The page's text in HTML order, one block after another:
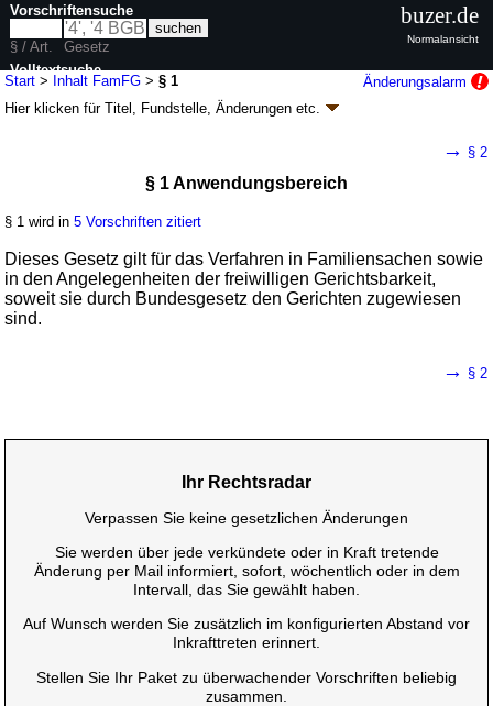
Start > Inhalt FamFG >§ 1
Änderungsalarm
Hier klicken fürTitel, Fundstelle, Änderungen etc.
Familiensachen und in den Angelegenheiten
der freiwilligen Gerichtsbarkeit (FamFG)
Artikel 1 G. v. 17.12.2008BGBl. I S. 2586
Geltung ab 01.09.2009; FNA: 315-24Freiwillige Gerichtsbarkeit
110 weitere Fassungen | Drucksachen / Entwurf / Begründung
|
wird in 643 Vorschriften zitiert
Buch 1 Allgemeiner Teil
→ § 2
§ 1 Anwendungsbereich
§ 1 wird in5 Vorschriften zitiert
Dieses Gesetz gilt für das Verfahren in Familiensachen sowie
in den Angelegenheiten der freiwilligen Gerichtsbarkeit,
soweit sie durch Bundesgesetz den Gerichten zugewiesen
sind.
→ § 2
Ihr Rechtsradar
Verpassen Sie keine gesetzlichen Änderungen
Sie werden über jede verkündete oder in Kraft tretende
Änderung per Mail informiert, sofort, wöchentlich oder in dem
Intervall, das Sie gewählt haben.
Auf Wunsch werden Sie zusätzlich im konfigurierten Abstand vor
Inkrafttreten erinnert.
Stellen Sie Ihr Paket zu überwachender Vorschriften beliebig
zusammen.
Vorschriftensuche
§ / Art.
Gesetz
Volltextsuche
nur in FamFG
buzer.de
Normalansicht